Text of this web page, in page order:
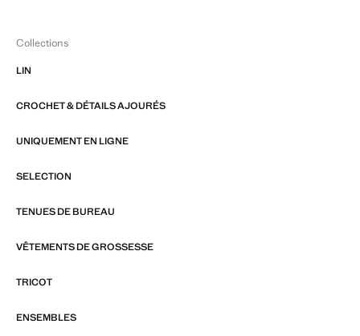
Collections
LIN
CROCHET & DÉTAILS AJOURÉS
UNIQUEMENT EN LIGNE
SELECTION
TENUES DE BUREAU
VÊTEMENTS DE GROSSESSE
TRICOT
ENSEMBLES